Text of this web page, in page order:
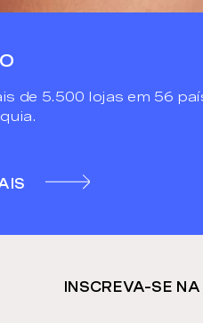
de 5.500 lojas em 56
INSCREVA-SE